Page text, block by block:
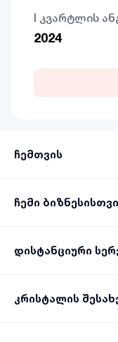
I კვარტლის
2024
ჩემთვის
ჩემი
დისტანციური
კრისტალის